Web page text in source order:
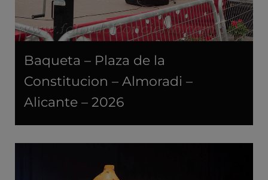
Baqueta – Plaza de la
Constitucion – Almoradi –
Alicante – 2026